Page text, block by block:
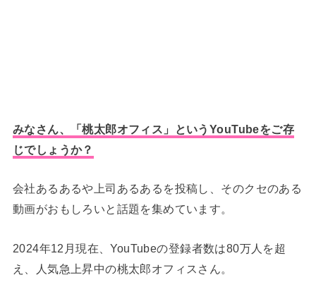
みなさん、「桃太郎オフィス」というYouTubeをご存
じでしょうか？
会社あるあるや上司あるあるを投稿し、そのクセのある
動画がおもしろいと話題を集めています。
2024年12月現在、YouTubeの登録者数は80万人を超
え、人気急上昇中の桃太郎オフィスさん。